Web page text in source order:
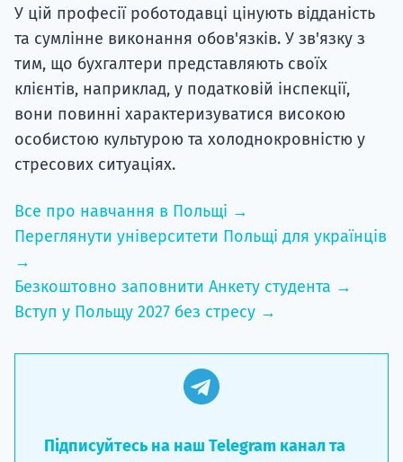
У цій професії роботодавці цінують відданість
та сумлінне виконання обов'язків. У зв'язку з
тим, що бухгалтери представляють своїх
клієнтів, наприклад, у податковій інспекції,
вони повинні характеризуватися високою
особистою культурою та холоднокровністю у
стресових ситуаціях.
Все про навчання в Польщі →
Переглянути університети Польщі для українців
→
Безкоштовно заповнити Анкету студента →
Вступ у Польщу 2027 без стресу →
Підписуйтесь на наш Telegram канал та